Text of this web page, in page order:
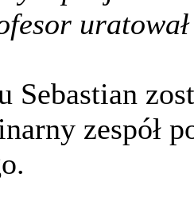
Sebastian
zespół